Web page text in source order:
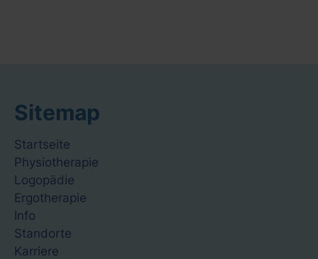
Sitemap
Navigation
überspringen
Startseite
Physiotherapie
Logopädie
Ergotherapie
Info
Standorte
Karriere